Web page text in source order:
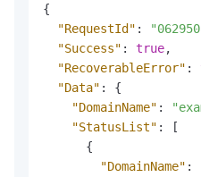
{
"RequestId" :
"Success" : true,
"RecoverableError" :
"Data" :
{
"DomainName" :
"StatusList" :
[
{
"DomainName" :